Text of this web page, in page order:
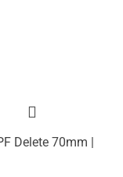
Delete 70mm |